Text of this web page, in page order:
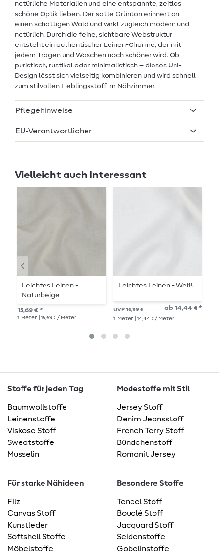
natürliche Materialien und eine entspannte, zeitlos
schöne Optik lieben. Der satte Grünton erinnert an
einen schattigen Wald und wirkt zugleich modern und
natürlich. Durch die feine, sichtbare Webstruktur
entsteht ein authentischer Leinen-Charme, der mit
jedem Tragen und Waschen noch schöner wird. Ob
puristisch, rustikal oder minimalistisch – dieses Uni-
Design lässt sich vielseitig kombinieren und wird schnell
zum stilvollen Lieblingsstoff im Nähzimmer.
Pflegehinweise
EU-Verantwortlicher
Vielleicht auch Interessant
Leichtes Leinen -
Naturbeige
15,69 € *
1 Meter | 15,69 € / Meter
Leichtes Leinen - Weiß
UVP 16,99 € ab 14,44 € *
1 Meter | 14,44 € / Meter
Stoffe für jeden Tag
Baumwollstoffe
Leinenstoffe
Viskose Stoff
Sweatstoffe
Musselin
Modestoffe mit Stil
Jersey Stoff
Denim Jeansstoff
French Terry Stoff
Bündchenstoff
Romanit Jersey
Für starke Nähideen
Filz
Canvas Stoff
Kunstleder
Softshell Stoffe
Möbelstoffe
Besondere Stoffe
Tencel Stoff
Bouclé Stoff
Jacquard Stoff
Seidenstoffe
Gobelinstoffe